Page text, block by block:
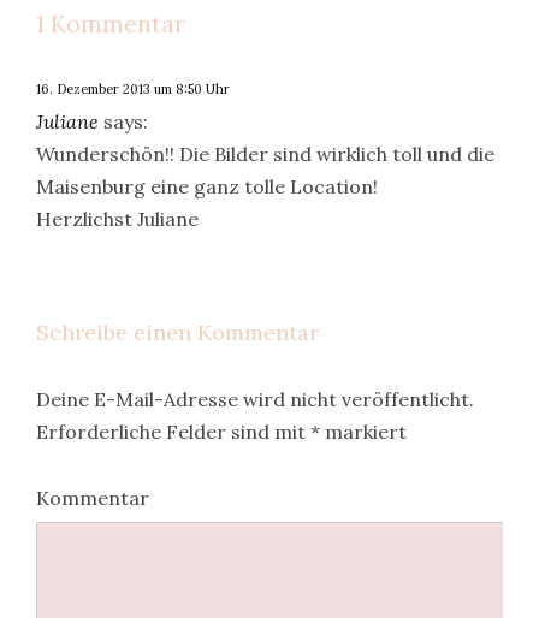
1 Kommentar
16. Dezember 2013 um 8:50 Uhr
Juliane says:
Wunderschön!! Die Bilder sind wirklich toll und die
Maisenburg eine ganz tolle Location!
Herzlichst Juliane
Schreibe einen Kommentar
Deine E-Mail-Adresse wird nicht veröffentlicht.
Erforderliche Felder sind mit* markiert
Kommentar